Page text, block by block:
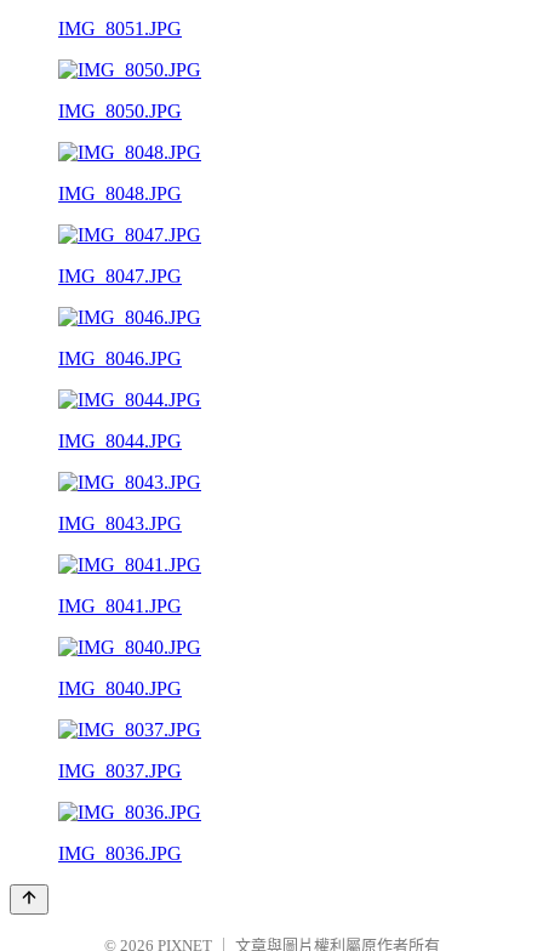
IMG_8051.JPG
IMG_8050.JPG
IMG_8048.JPG
IMG_8047.JPG
IMG_8046.JPG
IMG_8044.JPG
IMG_8043.JPG
IMG_8041.JPG
IMG_8040.JPG
IMG_8037.JPG
IMG_8036.JPG
© 2026 PIXNET 文章與圖片權利屬原作者所有